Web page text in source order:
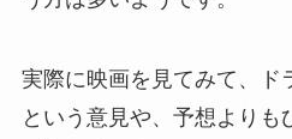
実際に映画を見てみて、ド
という意見や、予想よりも